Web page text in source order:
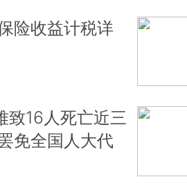
险收益计税详
致16人死亡近三
免全国人大代